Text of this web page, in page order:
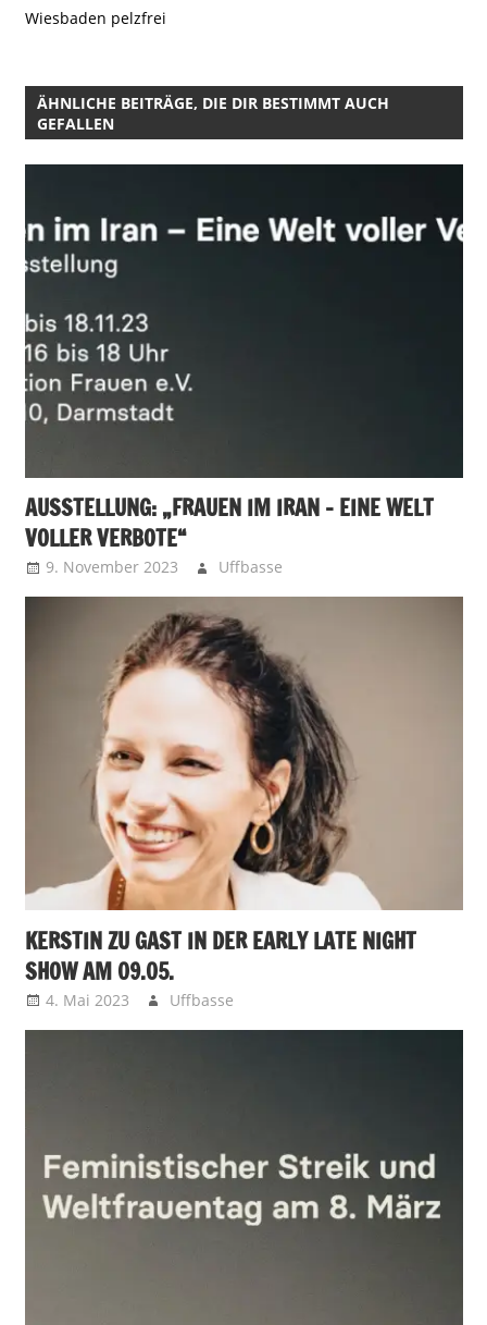
Wiesbaden pelzfrei
ÄHNLICHE BEITRÄGE, DIE DIR BESTIMMT AUCH
GEFALLEN
AUSSTELLUNG: „FRAUEN IM IRAN – EINE WELT
VOLLER VERBOTE“
9. November 2023 Uffbasse
KERSTIN ZU GAST IN DER EARLY LATE NIGHT
SHOW AM 09.05.
4. Mai 2023 Uffbasse